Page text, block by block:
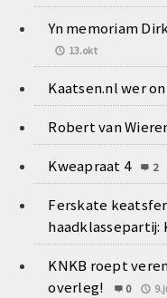
Yn memoriam
13.okt
Kaatsen.nl wer
Robert van
Kweapraat 4 2
Ferskate
haadklassepartij:
KNKB roept
overleg!
0